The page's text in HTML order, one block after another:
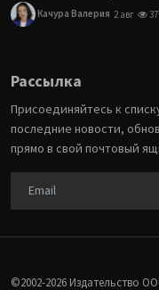
Качура Валерия 2 авг
Рассылка
Присоединяйтесь к
последние новости,
прямо в свой почтовый
©2002-2026 Издательство